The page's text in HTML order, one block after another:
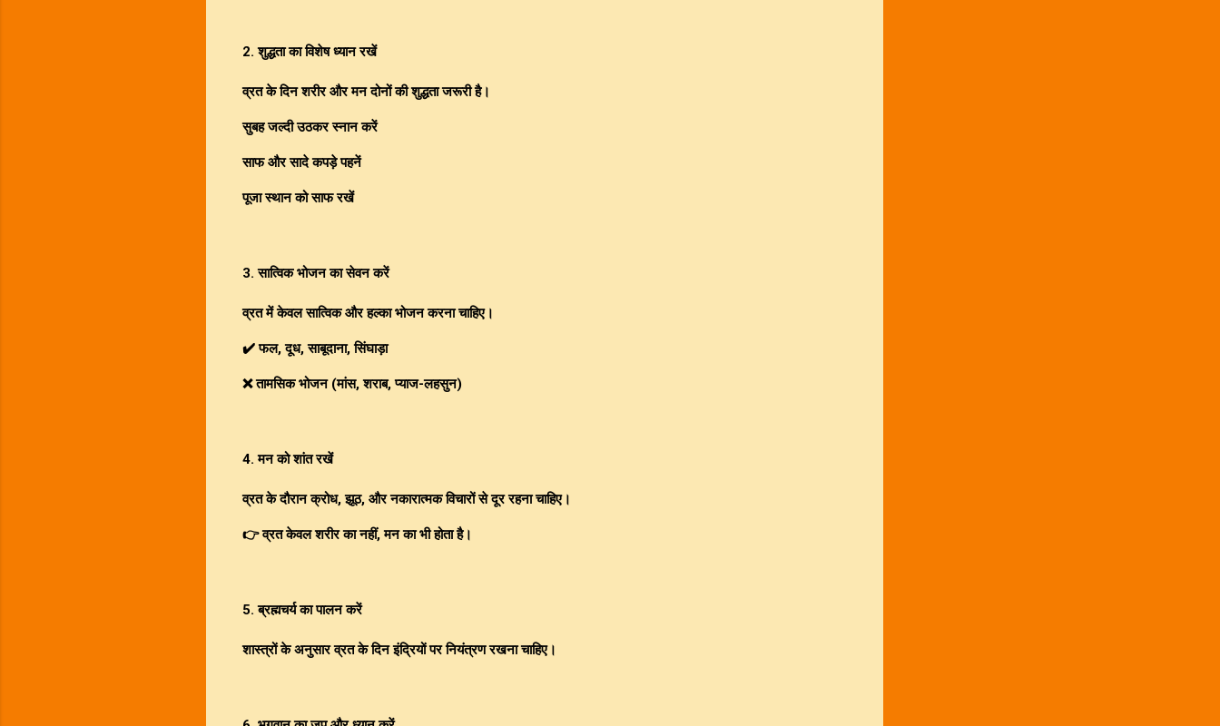
2. शुद्धता का विशेष ध्यान रखें
व्रत के दिन शरीर और मन दोनों की शुद्धता जरूरी है।
सुबह जल्दी उठकर स्नान करें
साफ और सादे कपड़े पहनें
पूजा स्थान को साफ रखें
3. सात्विक भोजन का सेवन करें
व्रत में केवल सात्विक और हल्का भोजन करना चाहिए।
✔️ फल, दूध, साबूदाना, सिंघाड़ा
❌ तामसिक भोजन (मांस, शराब, प्याज-लहसुन)
4. मन को शांत रखें
व्रत के दौरान क्रोध, झूठ, और नकारात्मक विचारों से दूर रहना चाहिए।
👉 व्रत केवल शरीर का नहीं, मन का भी होता है।
5. ब्रह्मचर्य का पालन करें
शास्त्रों के अनुसार व्रत के दिन इंद्रियों पर नियंत्रण रखना चाहिए।